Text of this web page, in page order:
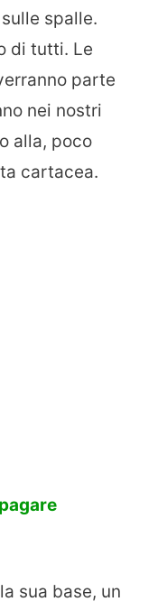
spalle.
di tutti. Le
parte
nei nostri
alla, poco
cartacea.
sua base, un